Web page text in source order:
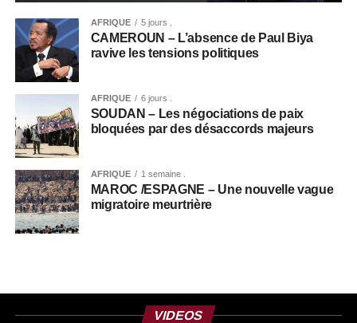
AFRIQUE 5 jours .
CAMEROUN – L’absence de Paul Biya
ravive les tensions politiques
AFRIQUE 6 jours .
SOUDAN – Les négociations de paix
bloquées par des désaccords majeurs
AFRIQUE 1 semaine .
MAROC /ESPAGNE – Une nouvelle vague
migratoire meurtrière
VIDEOS